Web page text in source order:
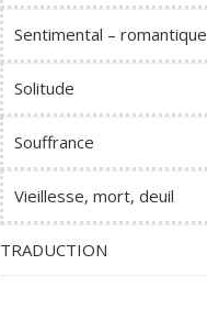
Sentimental – romantique
Solitude
Souffrance
Vieillesse, mort, deuil
TRADUCTION